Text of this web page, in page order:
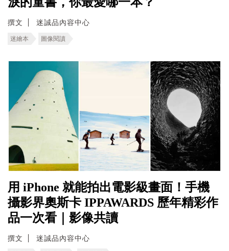
撰文 迷誠品內容中心
迷繪本 圖像閱讀
用 iPhone 就能拍出電影級畫面！手機
攝影界奧斯卡 IPPAWARDS 歷年精彩作
品一次看｜影像共讀
撰文 迷誠品內容中心